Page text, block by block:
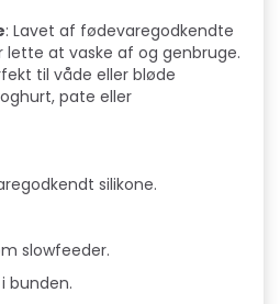
: Lavet af fødevaregodkendte
lette at vaske af og genbruge.
til våde eller bløde
pate eller
silikone.
slowfeeder.
bunden.